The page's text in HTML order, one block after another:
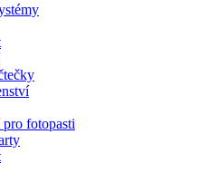
pro fotopasti